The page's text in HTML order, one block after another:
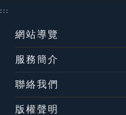
:::
網站導覽
服務簡介
聯絡我們
版權聲明